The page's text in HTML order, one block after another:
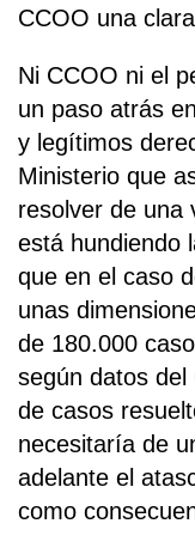
CCOO una
Ni CCOO ni el
un paso atrás
y legítimos
Ministerio que
resolver de una
está hundiendo
que en el caso
unas
de 180.000
según datos
de casos
necesitaría de
adelante el
como